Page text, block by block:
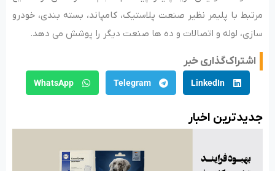
مرتبط با پلیمر نظیر صنعت پلاستیک، کامپاند، بسته بندی، خودرو
سازی، لوله و اتصالات و ده ها صنعت دیگر را پوشش می دهد.
اشتراک‌گذاری خبر
LinkedIn
Telegram
WhatsApp
جدید‌ترین اخبار